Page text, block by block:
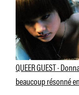
QUEER GUEST ·
beaucoup résonné